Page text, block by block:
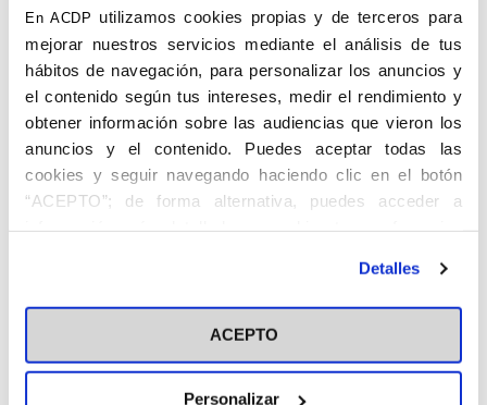
En ACDP utilizamos cookies propias y de terceros para
mejorar nuestros servicios mediante el análisis de tus
hábitos de navegación, para personalizar los anuncios y
el contenido según tus intereses, medir el rendimiento y
obtener información sobre las audiencias que vieron los
anuncios y el contenido. Puedes aceptar todas las
cookies y seguir navegando haciendo clic en el botón
“ACEPTO”; de forma alternativa, puedes acceder a
información más detallada y cambiar tus preferencias
en el botón "Personalizar". Para más información puedes
visitar nuestra Política de Cookies
Detalles
ACEPTO
Personalizar
El potencial del alumnado es inmenso, llegarán a ser lo que su
vocación les dicte, pero sería muy interesante que cuando
abandonen su etapa formativa hayan incorporado la posibilidad
de vivir y trabajar en pueblos.
En el taller se ha trabajado para que el alumno adquiera
conocimientos sobre la importancia social que tienen los
territorios rurales, a través de los siguientes aspectos:
– Definición de territorios rurales
Al terminar este primer taller, Isabel Muñoz Cobos, quien ha
participación e ilusión con los que tanto los alumnos de 6º de
Primaria, como sus profesores, y la dirección del Centro han